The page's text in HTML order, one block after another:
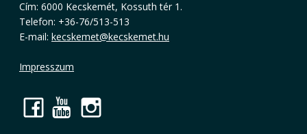
Cím: 6000 Kecskemét, Kossuth tér 1.
Telefon: +36-76/513-513
E-mail: kecskemet@kecskemet.hu
Impresszum
Facebook
YouTube